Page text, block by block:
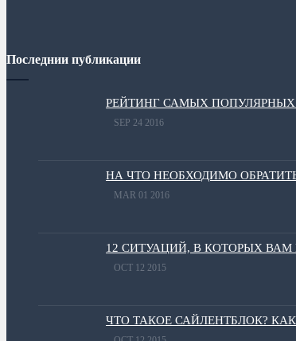
Последнии публикации
РЕЙТИНГ САМЫХ ПОПУЛЯРНЫХ
SEP 24 2016
НА ЧТО НЕОБХОДИМО
MAR 01 2016
12 СИТУАЦИЙ, В КОТОРЫХ
OCT 12 2015
ЧТО ТАКОЕ САЙЛЕНТБЛОК?